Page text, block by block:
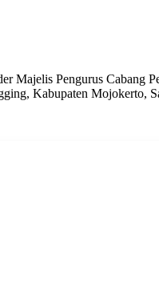
Majelis Pengurus Cabang
Kabupaten Mojokerto,